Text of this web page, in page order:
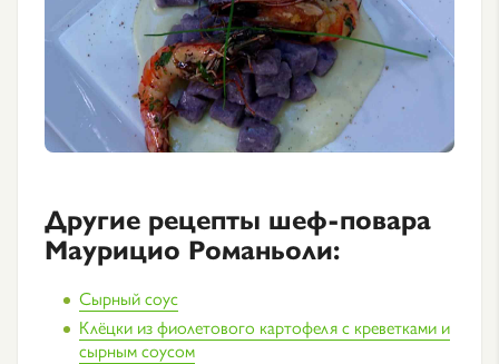
Другие рецепты шеф-повара
Маурицио Романьоли:
Сырный соус
Клёцки из фиолетового картофеля с креветками и
сырным соусом